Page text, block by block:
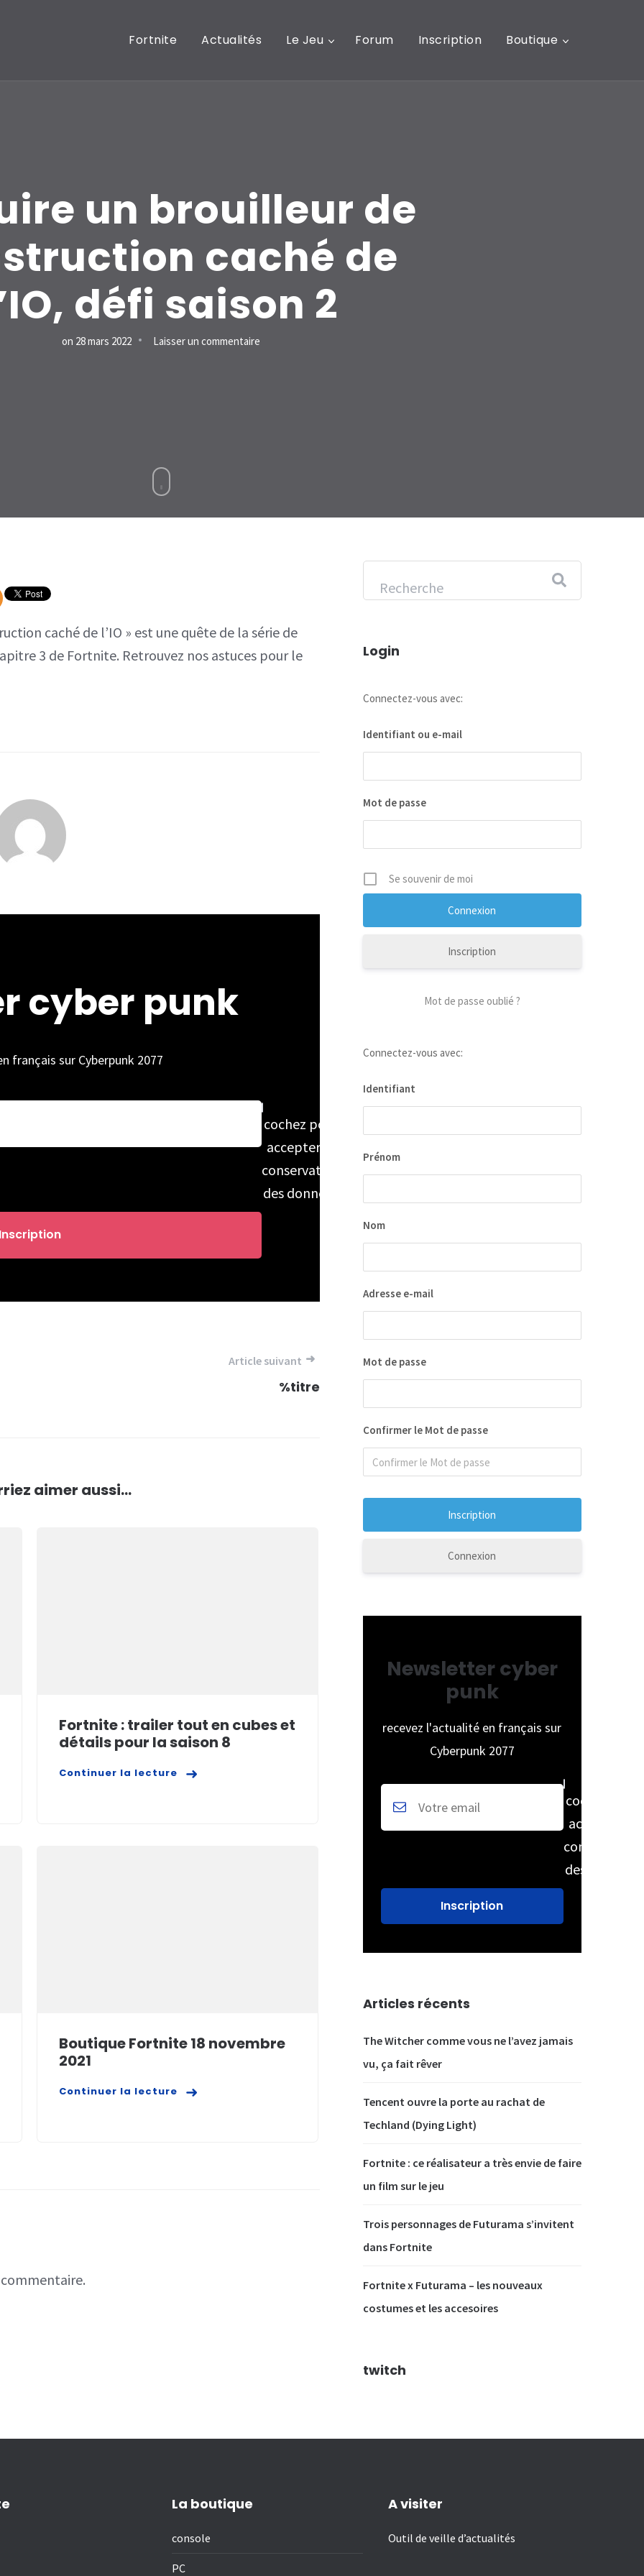
Fortnite Actualités Le Jeu Forum Inscription Boutique
un brouilleur de
caché de
défi saison 2
on 28 mars 2022 Laisser un commentaire
caché de l’IO » est une quête de la série de
3 de Fortnite. Retrouvez nos astuces pour le
cyber punk
français sur Cyberpunk 2077
cochez pour
accepter la
conservation
des données
Article suivant
%titre
aimer aussi...
Fortnite : trailer tout en cubes et
détails pour la saison 8
Continuer la lecture
Boutique Fortnite 18 novembre
2021
Continuer la lecture
Login
Connectez-vous avec:
Identifiant ou e-mail
Mot de passe
Se souvenir de moi
Inscription
Mot de passe oublié ?
Connectez-vous avec:
Identifiant
Prénom
Nom
Adresse e-mail
Mot de passe
Confirmer le Mot de passe
Connexion
Newsletter cyber
punk
recevez l'actualité en français sur
Cyberpunk 2077
cochez pour
accepter la
conservation
des données
Articles récents
The Witcher comme vous ne l’avez jamais
vu, ça fait rêver
Tencent ouvre la porte au rachat de
Techland (Dying Light)
Fortnite : ce réalisateur a très envie de faire
un film sur le jeu
Trois personnages de Futurama s’invitent
dans Fortnite
Fortnite x Futurama – les nouveaux
costumes et les accesoires
twitch
La boutique
console
PC
A visiter
Outil de veille d’actualités